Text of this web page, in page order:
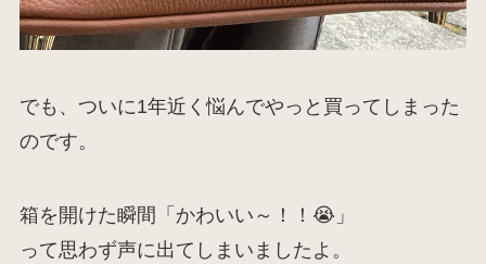
でも、ついに1年近く悩んでやっと買ってしまった
のです。
箱を開けた瞬間「かわいい～！！😭」
って思わず声に出てしまいましたよ。